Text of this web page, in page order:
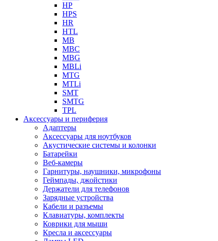
HP
HPS
HR
HTL
MB
MBC
MBG
MBLi
MTG
MTLi
SMT
SMTG
TPL
Аксессуары и периферия
Адаптеры
Аксессуары для ноутбуков
Акустические системы и колонки
Батарейки
Веб-камеры
Гарнитуры, наушники, микрофоны
Геймпады, джойстики
Держатели для телефонов
Зарядные устройства
Кабели и разъемы
Клавиатуры, комплекты
Коврики для мыши
Кресла и аксессуары